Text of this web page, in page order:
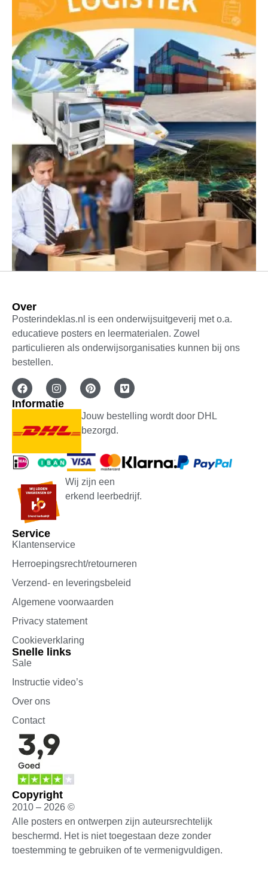
Vakspecifieke poster (VO) Logistiek
€14,99
Toevoegen aan winkelwagen
Over
Posterindeklas.nl is een onderwijsuitgeverij met o.a.
educatieve posters en leermaterialen. Zowel
particulieren als onderwijsorganisaties kunnen bij ons
bestellen.
Informatie
Jouw bestelling wordt door DHL
bezorgd.
Wij zijn een
erkend leerbedrijf.
Service
Klantenservice
Herroepingsrecht/retourneren
Verzend- en leveringsbeleid
Algemene voorwaarden
Privacy statement
Cookieverklaring
Snelle links
Sale
Instructie video’s
Over ons
Contact
Copyright
2010 – 2026 ©
Alle posters en ontwerpen zijn auteursrechtelijk
beschermd. Het is niet toegestaan deze zonder
toestemming te gebruiken of te vermenigvuldigen.